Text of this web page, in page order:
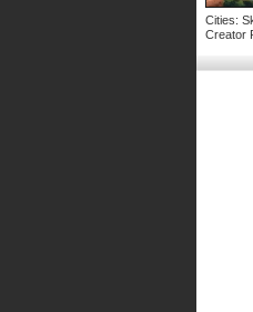
Cities:
Creator